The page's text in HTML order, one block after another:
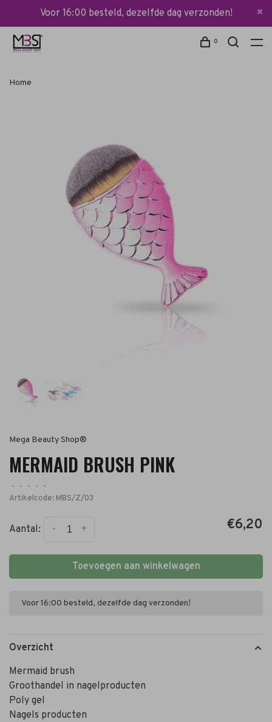
Voor 16:00 besteld, dezelfde dag verzonden!
0
Home
Mega Beauty Shop®
MERMAID BRUSH PINK
• • • •
•
Artikelcode: MBS/Z/03
Aantal: +
- €6,20
Toevoegen aan winkelwagen
Voor 16:00 besteld, dezelfde dag verzonden!
Overzicht
Mermaid brush
Groothandel in nagelproducten
Poly gel
Nagels producten